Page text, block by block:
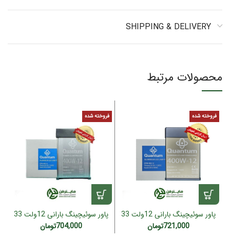
SHIPPING & DELIVERY
محصولات مرتبط
فروخته شده
پاور سوئیچینگ بارانی 12ولت 33
ساله)
721,000تومان
فروخته شده
پاور سوئیچینگ بارانی 12ولت 33
ساله)
704,000تومان